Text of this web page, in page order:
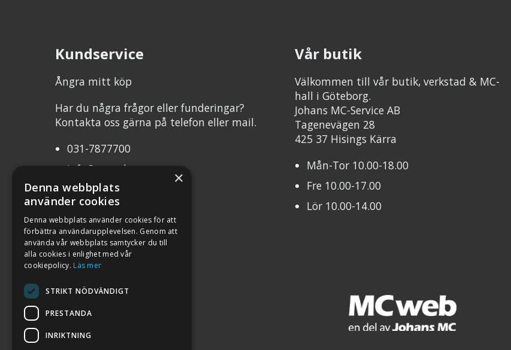
Kundservice
Ångra mitt köp
Har du några frågor eller funderingar?
Kontakta oss gärna på telefon eller mail.
031-7877700
info@mcweb.se
Mån-Tor 10.00-17.00
Fre 10.00-17.00
Org.nr 556232-8483
Vår butik
Välkommen till vår butik, verkstad & MC-
hall i Göteborg.
Johans MC-Service AB
Tagenevägen 28
425 37 Hisings Kärra
Mån-Tor 10.00-18.00
Fre 10.00-17.00
Lör 10.00-14.00
×
Denna webbplats
använder cookies
Denna webbplats använder cookies för att
förbättra användarupplevelsen. Genom att
använda vår webbplats samtycker du till
alla cookies i enlighet med vår
cookiepolicy. Läs mer
STRIKT NÖDVÄNDIGT
PRESTANDA
INRIKTNING